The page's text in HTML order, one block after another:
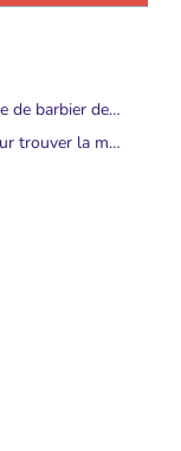
Les critères ultimes pour une enseigne de barbier de haute qualité
Utiliser les ressources disponibles pour trouver la meilleure enseigne